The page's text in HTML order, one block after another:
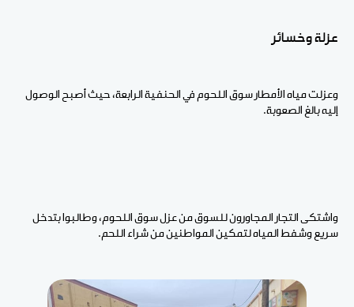
عزلة وخسائر
وعزلت مياه الأمطار سوق اللحوم في الحنفية الرابعة، حيث أصبح الوصول
إليه بالغ الصعوبة.
واشتكى التجار المجاورون للسوق من عزل سوق اللحوم، وطالبوا بتدخل
سريع وشفط المياه لتمكين المواطنين من شراء اللحم.